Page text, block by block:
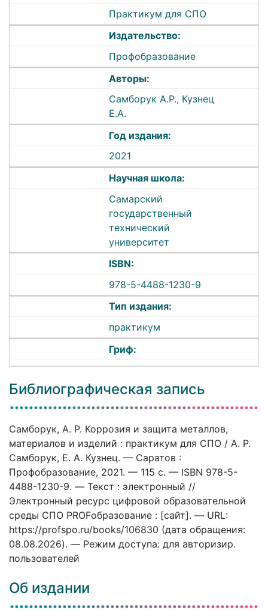
Практикум для СПО
Издательство:
Профобразование
Авторы:
Самборук А.Р., Кузнец
Е.А.
Год издания:
2021
Научная школа:
Самарский
государственный
технический
университет
ISBN:
978-5-4488-1230-9
Тип издания:
практикум
Гриф:
Библиографическая запись
Самборук, А. Р. Коррозия и защита металлов,
материалов и изделий : практикум для СПО / А. Р.
Самборук, Е. А. Кузнец. — Саратов :
Профобразование, 2021. — 115 c. — ISBN 978-5-
4488-1230-9. — Текст : электронный //
Электронный ресурс цифровой образовательной
среды СПО PROFобразование : [сайт]. — URL:
https://profspo.ru/books/106830 (дата обращения:
08.08.2026). — Режим доступа: для авторизир.
пользователей
Об издании